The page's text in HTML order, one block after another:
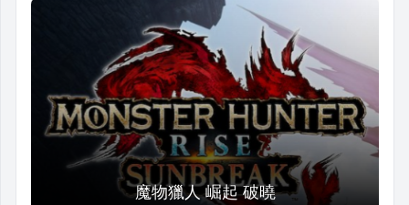
魔物獵人 崛起 破曉